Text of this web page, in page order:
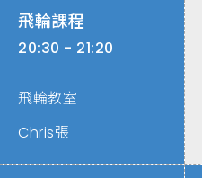
飛輪課程
20:30 - 21:20
飛輪教室
Chris張